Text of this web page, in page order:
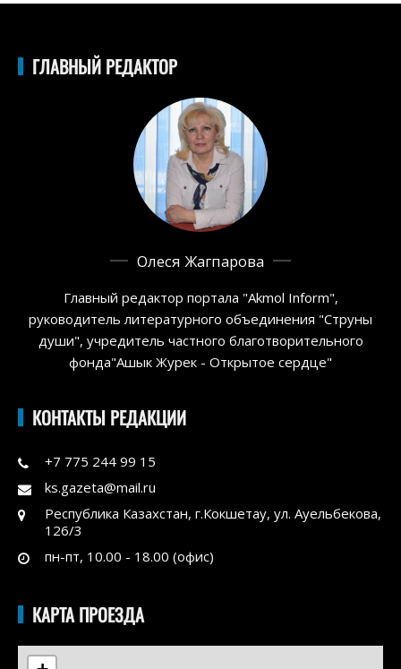
ГЛАВНЫЙ РЕДАКТОР
Олеся Жагпарова
Главный редактор портала "Akmol Inform",
руководитель литературного объединения "Струны
души", учредитель частного благотворительного
фонда"Ашык Журек - Открытое сердце"
КОНТАКТЫ РЕДАКЦИИ
+7 775 244 99 15
ks.gazeta@mail.ru
Республика Казахстан, г.Кокшетау, ул. Ауельбекова,
126/3
пн-пт, 10.00 - 18.00 (офис)
КАРТА ПРОЕЗДА